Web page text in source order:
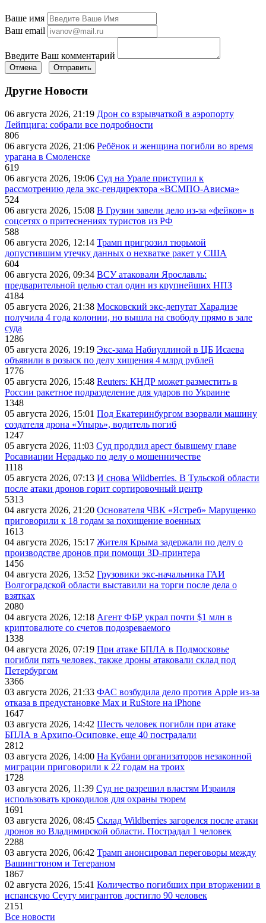
Ваше имя
Ваш email
Введите Ваш комментарий
Отмена Отправить
Другие Новости
06 августа 2026, 21:19 Дрон со взрывчаткой в аэропорту
Лейпцига: собрали все подробности
806
06 августа 2026, 21:06 Ребёнок и женщина погибли во время
урагана в Смоленске
619
06 августа 2026, 19:06 Суд на Урале приступил к
рассмотрению дела экс-гендиректора «ВСМПО-Ависма»
524
06 августа 2026, 15:08 В Грузии завели дело из-за «фейков» в
соцсетях о притеснениях туристов из РФ
588
06 августа 2026, 12:14 Трамп пригрозил тюрьмой
допустившим утечку данных о нехватке ракет у США
604
06 августа 2026, 09:34 ВСУ атаковали Ярославль:
предварительной целью стал один из крупнейших НПЗ
4184
05 августа 2026, 21:38 Московский экс-депутат Харадизе
получила 4 года колонии, но вышла на свободу прямо в зале
суда
1286
05 августа 2026, 19:19 Экс-зама Набиуллиной в ЦБ Исаева
объявили в розыск по делу хищения 4 млрд рублей
1776
05 августа 2026, 15:48 Reuters: КНДР может разместить в
России ракетное подразделение для ударов по Украине
1348
05 августа 2026, 15:01 Под Екатеринбургом взорвали машину
создателя дрона «Упырь», водитель погиб
1247
05 августа 2026, 11:03 Суд продлил арест бывшему главе
Росавиации Нерадько по делу о мошенничестве
1118
05 августа 2026, 07:13 И снова Wildberries. В Тульской области
после атаки дронов горит сортировочный центр
5313
04 августа 2026, 21:20 Основателя ЧВК «Ястреб» Марущенко
приговорили к 18 годам за похищение военных
1613
04 августа 2026, 15:17 Жителя Крыма задержали по делу о
производстве дронов при помощи 3D‑принтера
1456
04 августа 2026, 13:52 Грузовики экс-начальника ГАИ
Волгоградской области выставили на торги после дела о
взятках
2080
04 августа 2026, 12:18 Агент ФБР украл почти $1 млн в
криптовалюте со счетов подозреваемого
1338
04 августа 2026, 07:19 При атаке БПЛА в Подмосковье
погибли пять человек, также дроны атаковали склад под
Петербургом
3366
03 августа 2026, 21:33 ФАС возбудила дело против Apple из-за
отказа в предустановке Max и RuStore на iPhone
1647
03 августа 2026, 14:42 Шесть человек погибли при атаке
БПЛА в Архипо-Осиповке, еще 40 пострадали
2812
03 августа 2026, 14:00 На Кубани организаторов незаконной
миграции приговорили к 22 годам на троих
1728
03 августа 2026, 11:39 Суд не разрешил властям Израиля
использовать крокодилов для охраны тюрем
1691
03 августа 2026, 08:45 Склад Wildberries загорелся после атаки
дронов во Владимирской области. Пострадал 1 человек
2288
03 августа 2026, 06:42 Трамп анонсировал переговоры между
Вашингтоном и Тегераном
1867
02 августа 2026, 15:41 Количество погибших при вторжении в
испанскую Сеуту мигрантов достигло 90 человек
2151
Все новости